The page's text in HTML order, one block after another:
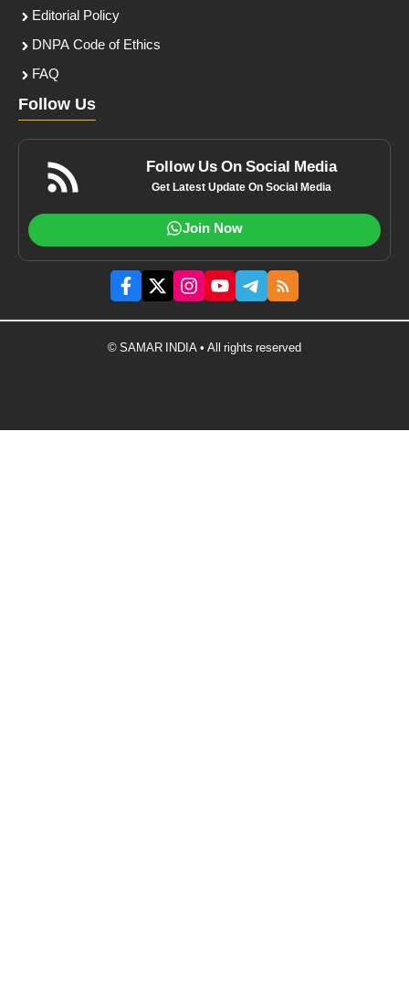
Editorial Policy
DNPA Code of Ethics
FAQ
Follow Us
Follow Us On Social Media
Get Latest Update On Social Media
Join Now
© SAMAR INDIA • All rights reserved